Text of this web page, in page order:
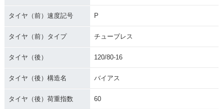
タイヤ（前）速度記号 P
タイヤ（前）タイプ チューブレス
タイヤ（後） 120/80-16
タイヤ（後）構造名 バイアス
タイヤ（後）荷重指数 60